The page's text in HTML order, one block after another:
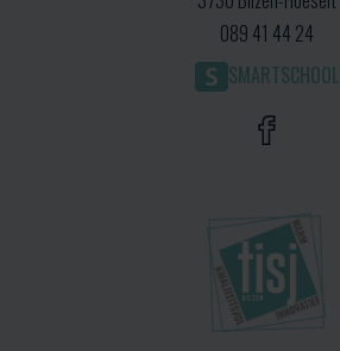
089 41 44 24
SMARTSCHOOL